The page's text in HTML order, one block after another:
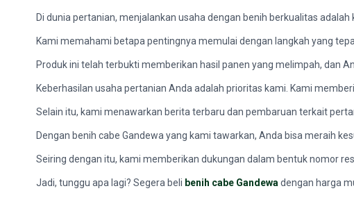
Di dunia pertanian, menjalankan usaha dengan benih berkualitas adalah
Kami memahami betapa pentingnya memulai dengan langkah yang
Produk ini telah terbukti memberikan hasil panen yang melimpah, dan
Keberhasilan usaha pertanian Anda adalah prioritas kami. Kami
Selain itu, kami menawarkan berita terbaru dan pembaruan terkait
Dengan benih cabe Gandewa yang kami tawarkan, Anda bisa meraih
Seiring dengan itu, kami memberikan dukungan dalam bentuk nomor
Jadi, tunggu apa lagi? Segera beli benih cabe Gandewa dengan harga